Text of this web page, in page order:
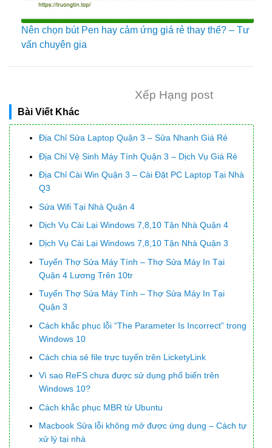
Nên chọn bút Pen hay cảm ứng giá rẻ thay thế? – Tư
vấn chuyên gia
Xếp Hạng post
Bài Viết Khác
Địa Chỉ Sửa Laptop Quận 3 – Sửa Nhanh Giá Rẻ
Địa Chỉ Vệ Sinh Máy Tính Quận 3 – Dịch Vụ Giá Rẻ
Địa Chỉ Cài Win Quận 3 – Cài Đặt PC Laptop Tại Nhà
Q3
Sửa Wifi Tại Nhà Quận 4
Dịch Vụ Cài Lại Windows 7,8,10 Tận Nhà Quận 4
Dịch Vụ Cài Lại Windows 7,8,10 Tận Nhà Quận 3
Tuyển Thợ Sửa Máy Tính – Thợ Sửa Máy In Tại
Quận 4 Lương Trên 10tr
Tuyển Thợ Sửa Máy Tính – Thợ Sửa Máy In Tại
Quận 3
Cách khắc phục lỗi “The Parameter Is Incorrect” trong
Windows 10
Cách chia sẻ file trực tuyến trên LicketyLink
Vì sao ReFS chưa được sử dụng phổ biến trên
Windows 10?
Cách khắc phục MBR từ Ubuntu
Macbook Sửa lỗi không mở được ứng dụng – Cách tự
xử lý tại nhà